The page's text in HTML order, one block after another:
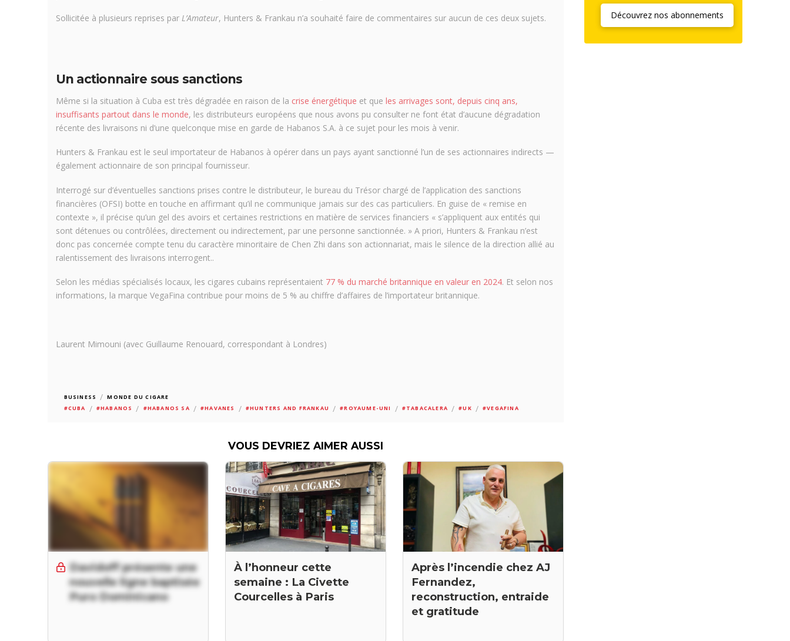
Sollicitée à plusieurs reprises par L’Amateur, Hunters & Frankau n’a souhaité faire de commentaires sur aucun de ces deux sujets.
Un actionnaire sous sanctions
Même si la situation à Cuba est très dégradée en raison de la crise énergétique et que les arrivages sont, depuis cinq ans,
insuffisants partout dans le monde, les distributeurs européens que nous avons pu consulter ne font état d’aucune dégradation
récente des livraisons ni d’une quelconque mise en garde de Habanos S.A. à ce sujet pour les mois à venir.
Hunters & Frankau est le seul importateur de Habanos à opérer dans un pays ayant sanctionné l’un de ses actionnaires indirects —
également actionnaire de son principal fournisseur.
Interrogé sur d’éventuelles sanctions prises contre le distributeur, le bureau du Trésor chargé de l’application des sanctions
financières (OFSI) botte en touche en affirmant qu’il ne communique jamais sur des cas particuliers. En guise de « remise en
contexte », il précise qu’un gel des avoirs et certaines restrictions en matière de services financiers « s’appliquent aux entités qui
sont détenues ou contrôlées, directement ou indirectement, par une personne sanctionnée. » A priori, Hunters & Frankau n’est
donc pas concernée compte tenu du caractère minoritaire de Chen Zhi dans son actionnariat, mais le silence de la direction allié au
ralentissement des livraisons interrogent..
Selon les médias spécialisés locaux, les cigares cubains représentaient 77 % du marché britannique en valeur en 2024. Et selon nos
informations, la marque VegaFina contribue pour moins de 5 % au chiffre d’affaires de l’importateur britannique.
Laurent Mimouni (avec Guillaume Renouard, correspondant à Londres)
BUSINESS / MONDE DU CIGARE
#CUBA
/ #HABANOS / #HABANOS SA / #HAVANES / #HUNTERS AND FRANKAU / #ROYAUME-UNI / #TABACALERA / #UK / #VEGAFINA
VOUS DEVRIEZ AIMER AUSSI
Davidoff présente une
nouvelle ligne baptisée
Puro Dominicano
À l’honneur cette
semaine : La Civette
Courcelles à Paris
Après l’incendie chez AJ
Fernandez,
reconstruction, entraide
et gratitude
Découvrez nos abonnements